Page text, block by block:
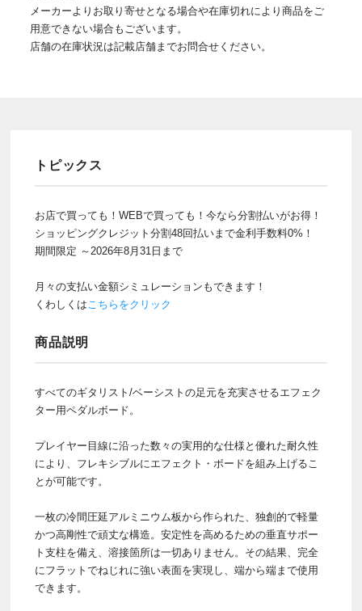
メーカーよりお取り寄せとなる場合や在庫切れにより商品をご
用意できない場合もございます。
店舗の在庫状況は記載店舗までお問合せください。
トピックス
お店で買っても！WEBで買っても！今なら分割払いがお得！
ショッピングクレジット分割48回払いまで金利手数料0%！
期間限定 ～2026年8月31日まで
月々の支払い金額シミュレーションもできます！
くわしくは こちらをクリック
商品説明
すべてのギタリスト/ベーシストの足元を充実させるエフェク
ター用ペダルボード。
プレイヤー目線に沿った数々の実用的な仕様と優れた耐久性
により、フレキシブルにエフェクト・ボードを組み上げるこ
とが可能です。
一枚の冷間圧延アルミニウム板から作られた、独創的で軽量
かつ高剛性で頑丈な構造。安定性を高めるための垂直サポー
ト支柱を備え、溶接箇所は一切ありません。その結果、完全
にフラットでねじれに強い表面を実現し、端から端まで使用
できます。